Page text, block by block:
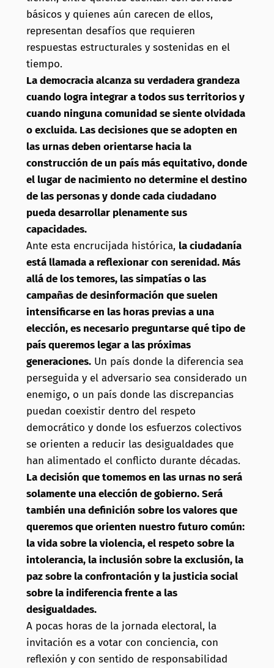
básicos y quienes aún carecen de ellos,
representan desafíos que requieren
respuestas estructurales y sostenidas en el
tiempo.
La democracia alcanza su verdadera grandeza
cuando logra integrar a todos sus territorios y
cuando ninguna comunidad se siente olvidada
o excluida. Las decisiones que se adopten en
las urnas deben orientarse hacia la
construcción de un país más equitativo, donde
el lugar de nacimiento no determine el destino
de las personas y donde cada ciudadano
pueda desarrollar plenamente sus
capacidades.
Ante esta encrucijada histórica, la ciudadanía
está llamada a reflexionar con serenidad. Más
allá de los temores, las simpatías o las
campañas de desinformación que suelen
intensificarse en las horas previas a una
elección, es necesario preguntarse qué tipo de
país queremos legar a las próximas
generaciones.Un país donde la diferencia sea
perseguida y el adversario sea considerado un
enemigo, o un país donde las discrepancias
puedan coexistir dentro del respeto
democrático y donde los esfuerzos colectivos
se orienten a reducir las desigualdades que
han alimentado el conflicto durante décadas.
La decisión que tomemos en las urnas no será
solamente una elección de gobierno. Será
también una definición sobre los valores que
queremos que orienten nuestro futuro común:
la vida sobre la violencia, el respeto sobre la
intolerancia, la inclusión sobre la exclusión, la
paz sobre la confrontación y la justicia social
sobre la indiferencia frente a las
desigualdades.
A pocas horas de la jornada electoral, la
invitación es a votar con conciencia, con
reflexión y con sentido de responsabilidad